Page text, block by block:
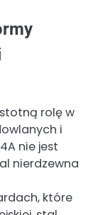
rolę w
i
nie jest
nierdzewna
które